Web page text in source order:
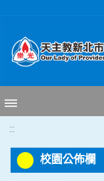
:::
校園公佈欄